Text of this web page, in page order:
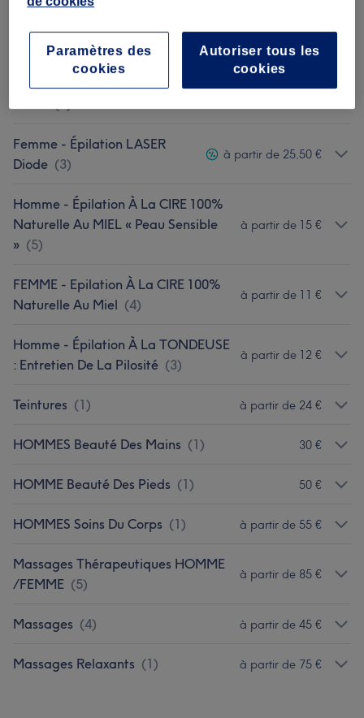
Mesure (4 )
à partir de 75 €
Homme - Épilation LASER
à partir de 29,75 €
Femme - Épilation LASER
Diode (3)
à partir de 25,50 €
Homme - Épilation À La CIRE 100%
Naturelle Au MIEL « Peau Sensible
» (5)
à partir de 15 €
FEMME - Epilation À La CIRE 100%
Naturelle Au Miel (4)
à partir de 11 €
Homme - Épilation À La TONDEUSE
: Entretien De La Pilosité (3)
à partir de 12 €
Teintures (1) à partir de 24 €
HOMMES Beauté Des Mains (1) 30 €
HOMME Beauté Des Pieds (1) 50 €
HOMMES Soins Du Corps (1) à partir de 55 €
Massages Thérapeutiques HOMME
/FEMME (5)
à partir de 85 €
Massages (4) à partir de 45 €
Massages Relaxants (1) à partir de 75 €
Autoriser tous les
cookies
Paramètres des
cookies